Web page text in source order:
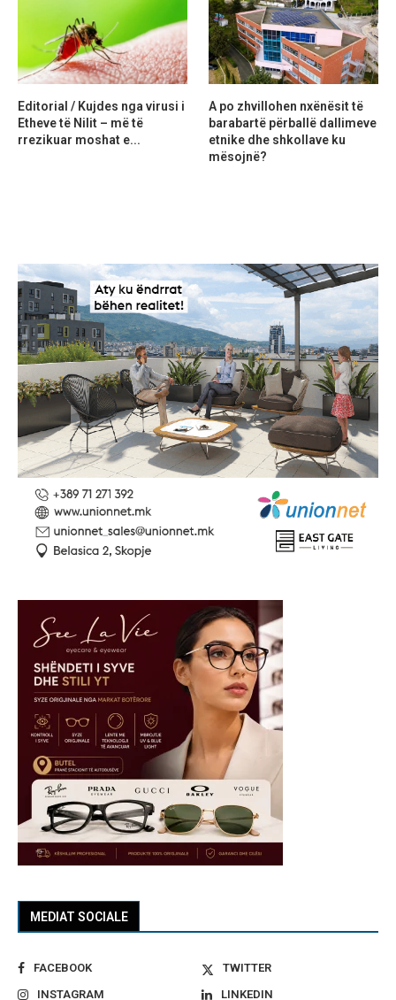
MEDIAT SOCIALE
FACEBOOK
TWITTER
INSTAGRAM
LINKEDIN
Editorial / Kujdes nga virusi i
Etheve të Nilit – më të
rrezikuar moshat e...
A po zhvillohen nxënësit të
barabartë përballë dallimeve
etnike dhe shkollave ku
mësojnë?